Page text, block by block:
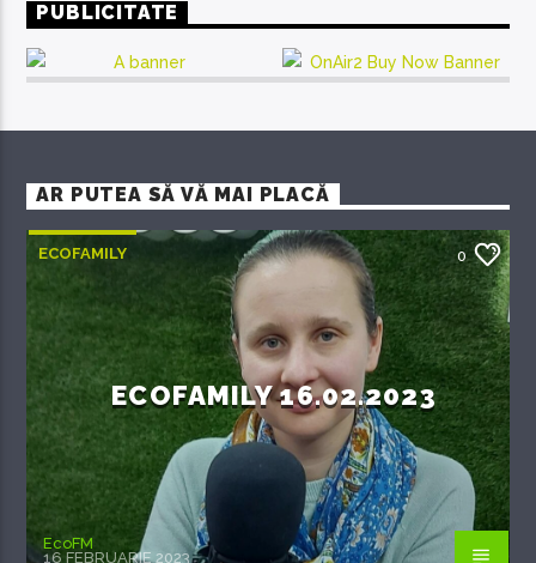
PUBLICITATE
AR PUTEA SĂ VĂ MAI PLACĂ
ECOFAMILY 0
ECOFAMILY 16.02.2023
EcoFM
16 FEBRUARIE 2023